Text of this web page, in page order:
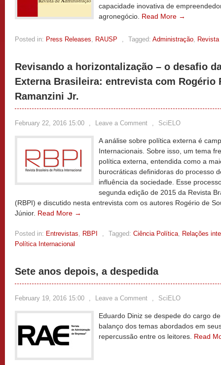
capacidade inovativa de
agronegócio. Read More →
Posted in: Press Releases, RAUSP , Tagged: Administração,
Revisando a horizontalização – o desafio
Externa Brasileira: entrevista com Rogério
Ramanzini Jr.
February 22, 2016 15:00 , Leave a Comment , SciELO
A análise sobre política externa é
Internacionais. Sobre isso, um tema
política externa, entendida como a
burocráticas definidoras do processo
influência da sociedade. Esse
segunda edição de 2015 da Revista
(RBPI) e discutido nesta entrevista com os autores Rogério de
Júnior. Read More →
Posted in: Entrevistas, RBPI , Tagged: Ciência Política, Relações
Política Internacional
Sete anos depois, a despedida
February 19, 2016 15:00 , Leave a Comment , SciELO
Eduardo Diniz se despede do cargo
balanço dos temas abordados em
repercussão entre os leitores. Read